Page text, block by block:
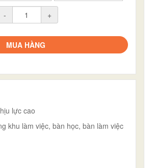
- +
MUA HÀNG
lực cao
khu làm việc, bàn học, bàn làm việc